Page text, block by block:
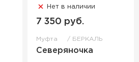
Нет в наличии
7 350 руб.
Муфта БЕРКАЛЬ
Северяночка